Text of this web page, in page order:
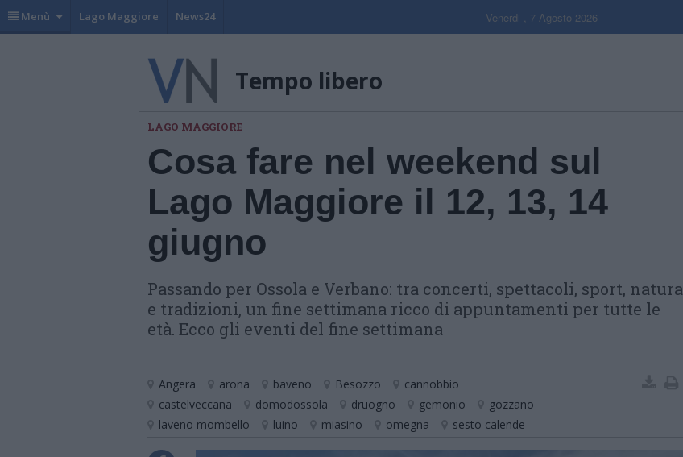
Menù Lago Maggiore News24 Venerdi , 7 Agosto 2026
Tempo libero
LAGO MAGGIORE
Cosa fare nel weekend sul
Lago Maggiore il 12, 13, 14
giugno
Passando per Ossola e Verbano: tra concerti, spettacoli, sport, natura
e tradizioni, un fine settimana ricco di appuntamenti per tutte le
età. Ecco gli eventi del fine settimana
Angera arona baveno Besozzo
cannobbio
castelveccana
domodossola druogno gemonio
gozzano
laveno mombello
luino miasino omegna sesto calende